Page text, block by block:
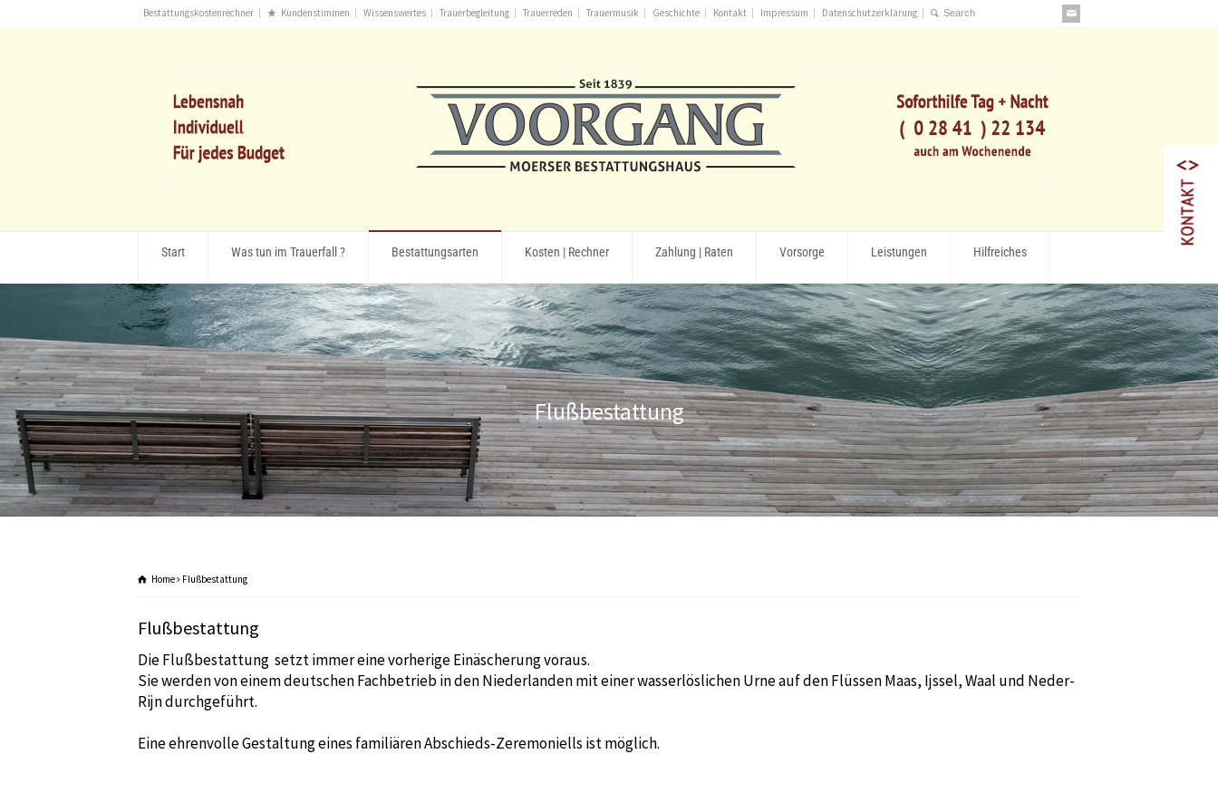
Bestattungskostenrechner Kundenstimmen Wissenswertes Trauerbegleitung Trauerreden Trauermusik Geschichte Kontakt Impressum Datenschutzerklärung
Start Was tun im Trauerfall ? Bestattungsarten Kosten | Rechner Zahlung | Raten Vorsorge Leistungen Hilfreiches
Flußbestattung
Home Flußbestattung
Flußbestattung
Die Flußbestattung setzt immer eine vorherige Einäscherung voraus.
Sie werden von einem deutschen Fachbetrieb in den Niederlanden mit einer wasserlöslichen Urne auf den Flüssen Maas, Ijssel, Waal und Neder-
Rijn durchgeführt.
Eine ehrenvolle Gestaltung eines familiären Abschieds-Zeremoniells ist möglich.